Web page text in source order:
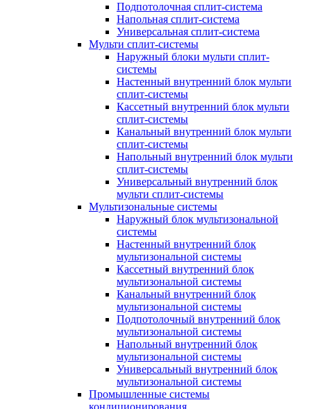
Подпотолочная сплит-система
Напольная сплит-система
Универсальная сплит-система
Мульти сплит-системы
Наружный блоки мульти сплит-
системы
Настенный внутренний блок мульти
сплит-системы
Кассетный внутренний блок мульти
сплит-системы
Канальный внутренний блок мульти
сплит-системы
Напольный внутренний блок мульти
сплит-системы
Универсальный внутренний блок
мульти сплит-системы
Мультизональные системы
Наружный блок мультизональной
системы
Настенный внутренний блок
мультизональной системы
Кассетный внутренний блок
мультизональной системы
Канальный внутренний блок
мультизональной системы
Подпотолочный внутренний блок
мультизональной системы
Напольный внутренний блок
мультизональной системы
Универсальный внутренний блок
мультизональной системы
Промышленные системы
кондиционирования